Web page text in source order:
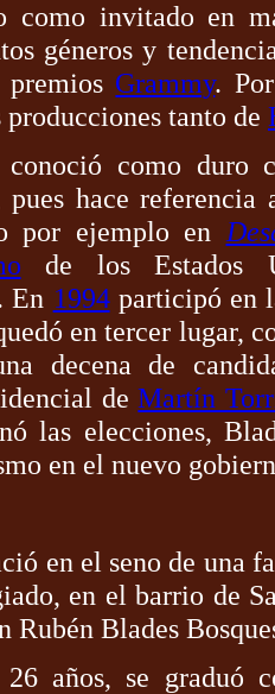
como invitado en
géneros y
Grammy.
tanto de
como duro
hace referencia
por ejemplo en
de los Estados
En 1994participó en
en tercer lugar,
decena de
deMartín
las elecciones,
en el nuevo
en el seno de una
en el barrio de
Rubén Blades
años, se graduó